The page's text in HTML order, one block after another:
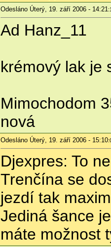
Odesláno Úterý, 19. září 2006 - 14:21
Ad Hanz_11
krémový lak je
Mimochodom
nová
Odesláno Úterý, 19. září 2006 - 15:10
Djexpres: To
Trenčína se
jezdí tak
Jediná šance
máte možnost